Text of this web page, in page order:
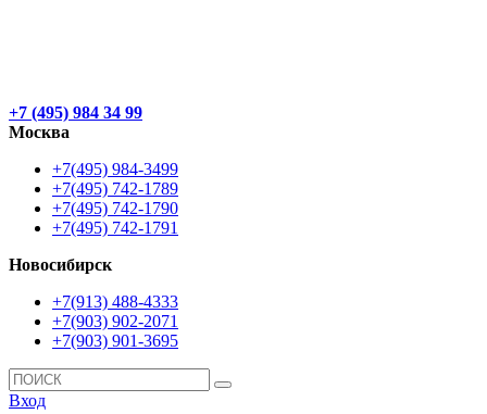
+7 (495) 984 34 99
Москва
+7(495) 984-3499
+7(495) 742-1789
+7(495) 742-1790
+7(495) 742-1791
Новосибирск
+7(913) 488-4333
+7(903) 902-2071
+7(903) 901-3695
Вход